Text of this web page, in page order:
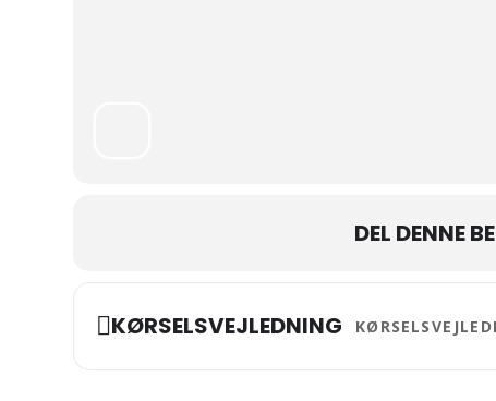
DEL DENNE
KØRSELSVEJLEDNING Address -